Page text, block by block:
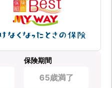
保険期間
65歳満了